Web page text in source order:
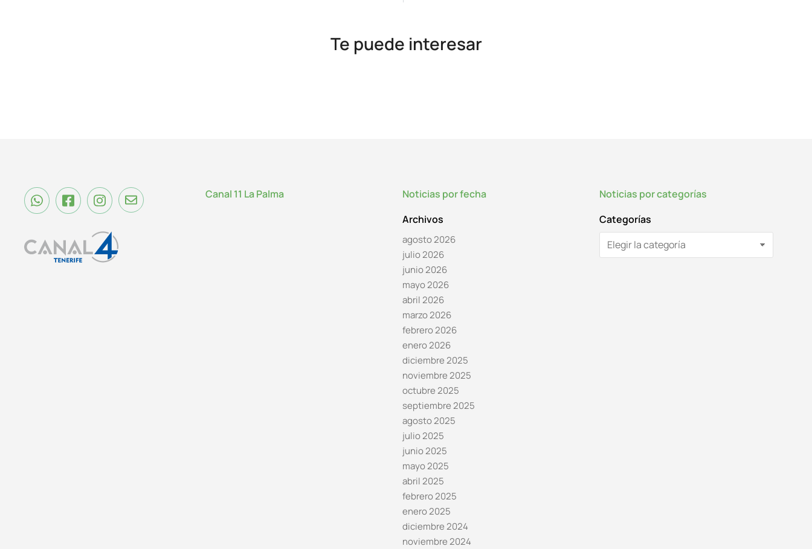
Te puede interesar
Canal 11 La Palma
Noticias por fecha
Archivos
agosto 2026
julio 2026
junio 2026
mayo 2026
abril 2026
marzo 2026
febrero 2026
enero 2026
diciembre 2025
noviembre 2025
octubre 2025
septiembre 2025
agosto 2025
julio 2025
junio 2025
mayo 2025
abril 2025
febrero 2025
enero 2025
diciembre 2024
noviembre 2024
Noticias por categorías
Categorías